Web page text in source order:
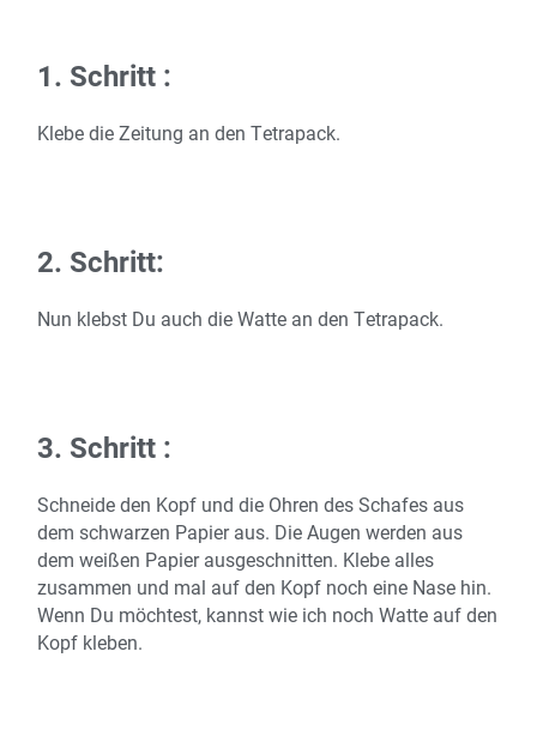
1. Schritt :
Klebe die Zeitung an den Tetrapack.
2. Schritt:
Nun klebst Du auch die Watte an den Tetrapack.
3. Schritt :
Schneide den Kopf und die Ohren des Schafes aus
dem schwarzen Papier aus. Die Augen werden aus
dem weißen Papier ausgeschnitten. Klebe alles
zusammen und mal auf den Kopf noch eine Nase hin.
Wenn Du möchtest, kannst wie ich noch Watte auf den
Kopf kleben.